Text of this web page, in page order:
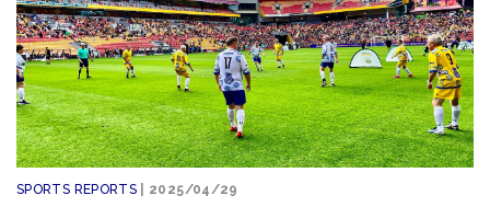
SPORTS REPORTS | 2025/04/29